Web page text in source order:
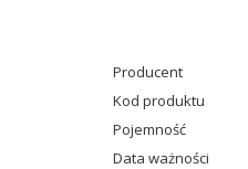
Producent
Kod produktu
Pojemność
Data ważności